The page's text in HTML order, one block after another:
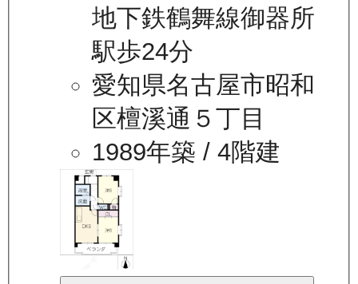
地下鉄鶴舞線御器所
駅歩24分
愛知県名古屋市昭和
区檀溪通５丁目
1989年築 / 4階建